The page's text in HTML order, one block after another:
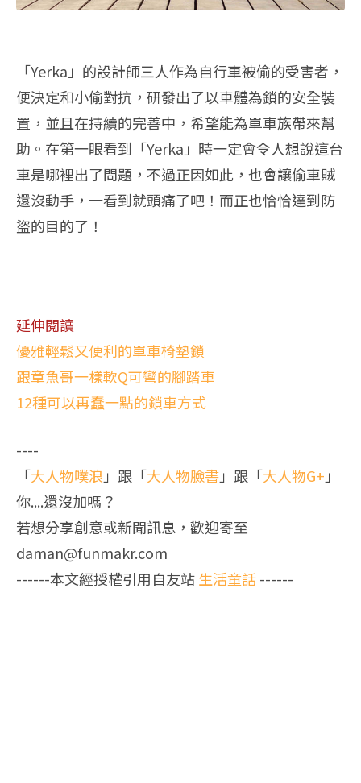
「Yerka」的設計師三人作為自行車被偷的受害者，
便決定和小偷對抗，研發出了以車體為鎖的安全裝
置，並且在持續的完善中，希望能為單車族帶來幫
助。在第一眼看到「Yerka」時一定會令人想說這台
車是哪裡出了問題，不過正因如此，也會讓偷車賊
還沒動手，一看到就頭痛了吧！而正也恰恰達到防
盜的目的了！
延伸閱讀
優雅輕鬆又便利的單車椅墊鎖
跟章魚哥一樣軟Q可彎的腳踏車
12種可以再蠢一點的鎖車方式
----
「大人物噗浪 」跟「大人物臉書」跟「大人物G+ 」
你....還沒加嗎？
若想分享創意或新聞訊息，歡迎寄至
daman@funmakr.com
------本文經授權引用自友站生活童話------